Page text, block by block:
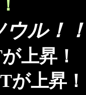
ウル！
上昇！
が上昇！